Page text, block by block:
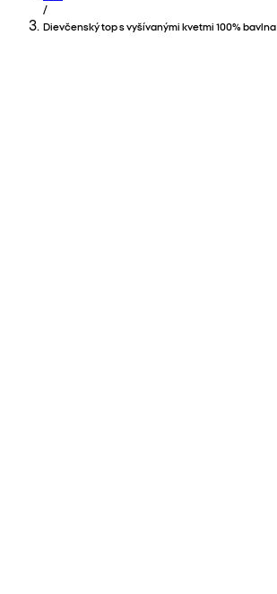
/
Dievčenský top s vyšívanými kvetmi 100% bavlna